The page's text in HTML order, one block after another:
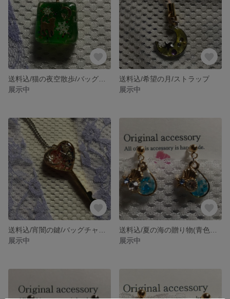
展示中
送料込/希望の月/ストラップ
展示中
展示中
展示中